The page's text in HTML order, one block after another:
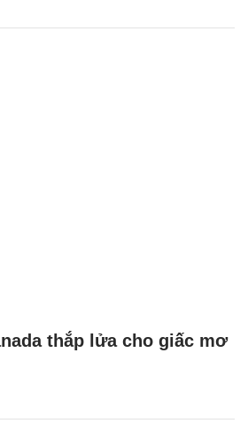
thắp lửa cho giấc mơ